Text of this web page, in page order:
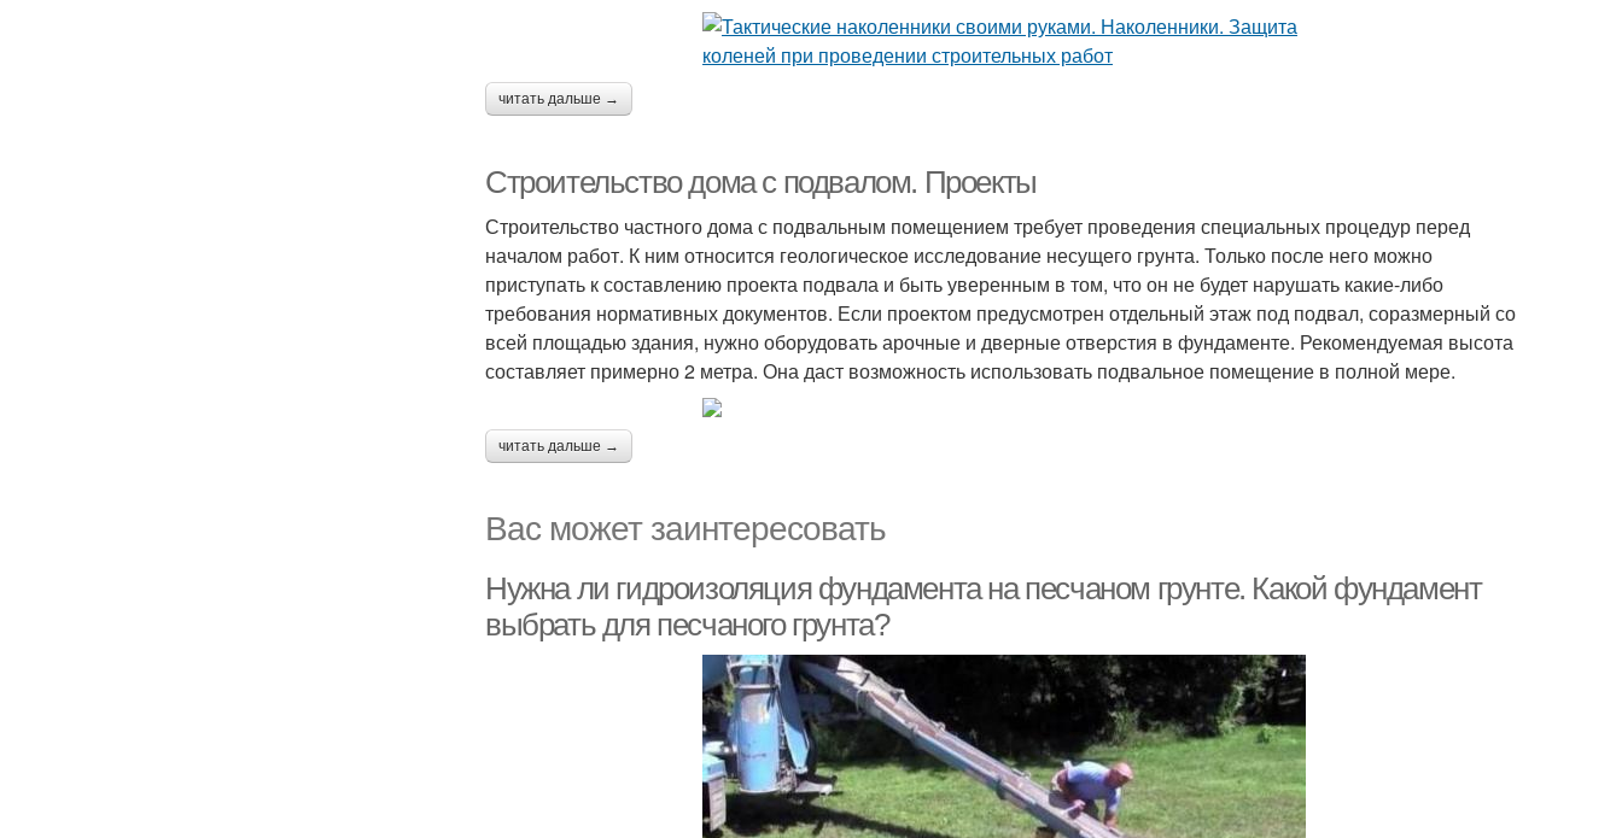
читать дальше →
Строительство дома с подвалом. Проекты
Строительство частного дома с подвальным помещением требует проведения специальных процедур перед
началом работ. К ним относится геологическое исследование несущего грунта. Только после него можно
приступать к составлению проекта подвала и быть уверенным в том, что он не будет нарушать какие-либо
требования нормативных документов. Если проектом предусмотрен отдельный этаж под подвал, соразмерный со
всей площадью здания, нужно оборудовать арочные и дверные отверстия в фундаменте. Рекомендуемая высота
составляет примерно 2 метра. Она даст возможность использовать подвальное помещение в полной мере.
читать дальше →
Вас может заинтересовать
Нужна ли гидроизоляция фундамента на песчаном грунте. Какой фундамент
выбрать для песчаного грунта?